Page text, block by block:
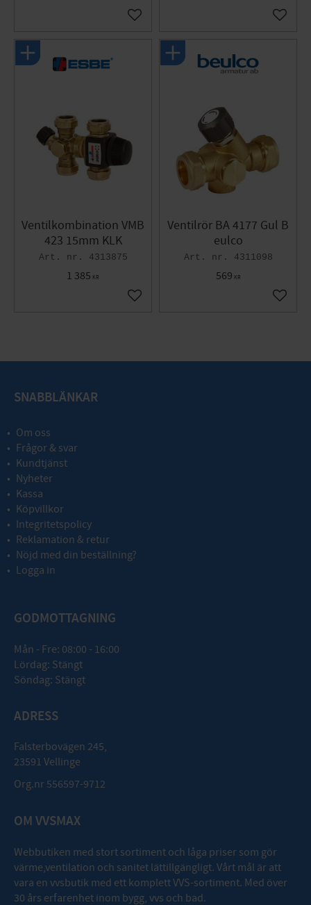
Lägg till i favoriter Lägg
Ventilkombination VMB
423 15mm KLK
4313875
1 385 KR
Lägg till i favoriter
Ventilrör BA 4177 Gul B
eulco
4311098
569 KR
Lägg
SNABBLÄNKAR
Om oss
Frågor & svar
Kundtjänst
Nyheter
Kassa
Köpvillkor
Integritetspolicy
Reklamation & retur
Nöjd med din beställning?
Logga in
GODMOTTAGNING
Mån - Fre: 08:00 - 16:00
Lördag: Stängt
Söndag: Stängt
ADRESS
Falsterbovägen 245,
23591 Vellinge
Org.nr 556597-9712
OM VVSMAX
Webbutiken med stort sortiment och låga priser som gör
värme,ventilation och sanitet lättillgängligt. Vårt mål är att
vara en vvsbutik med ett komplett VVS-sortiment. Med över
30 års erfarenhet inom bygg, vvs och bad.